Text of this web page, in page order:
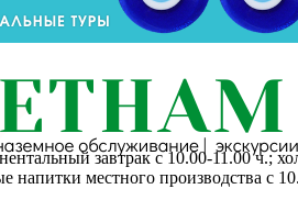
завтрак с 10.00-11.00 ч.;
местного производства с